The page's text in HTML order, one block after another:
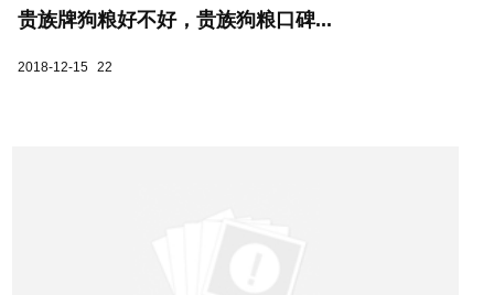
贵族牌狗粮好不好，贵族狗粮口碑...
2018-12-15 22